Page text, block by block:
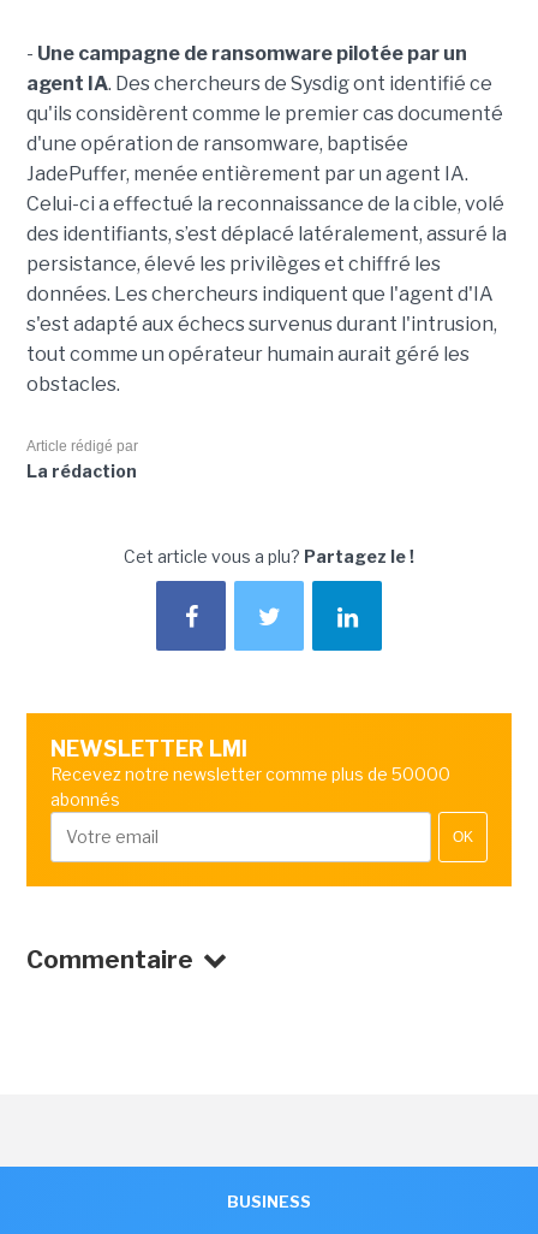
- Une campagne de ransomware pilotée par un
agent IA. Des chercheurs de Sysdig ont identifié ce
qu'ils considèrent comme le premier cas documenté
d'une opération de ransomware, baptisée
JadePuffer, menée entièrement par un agent IA.
Celui-ci a effectué la reconnaissance de la cible, volé
des identifiants, s’est déplacé latéralement, assuré la
persistance, élevé les privilèges et chiffré les
données. Les chercheurs indiquent que l'agent d'IA
s'est adapté aux échecs survenus durant l'intrusion,
tout comme un opérateur humain aurait géré les
obstacles.
Article rédigé par
La rédaction
Cet article vous a plu? Partagez le !
NEWSLETTER LMI
Recevez notre newsletter comme plus de 50000
abonnés
OK
Commentaire
BUSINESS